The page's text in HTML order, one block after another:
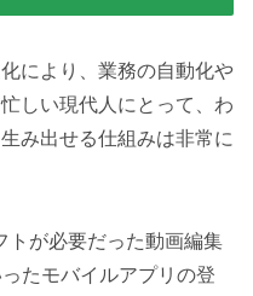
により、業務の自動化や
しい現代人にとって、わ
み出せる仕組みは非常に
トが必要だった動画編集
ったモバイルアプリの登